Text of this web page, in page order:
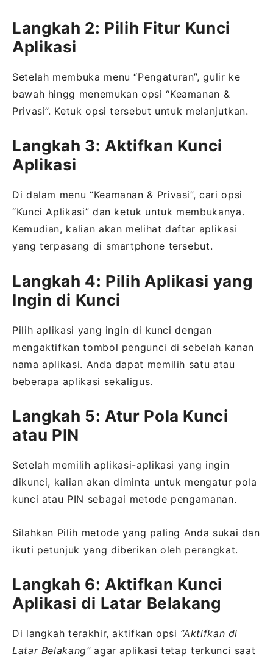
Langkah 2: Pilih Fitur Kunci
Aplikasi
Setelah membuka menu “Pengaturan”, gulir ke
bawah hingg menemukan opsi “Keamanan &
Privasi”. Ketuk opsi tersebut untuk melanjutkan.
Langkah 3: Aktifkan Kunci
Aplikasi
Di dalam menu “Keamanan & Privasi”, cari opsi
“Kunci Aplikasi” dan ketuk untuk membukanya.
Kemudian, kalian akan melihat daftar aplikasi
yang terpasang di smartphone tersebut.
Langkah 4: Pilih Aplikasi yang
Ingin di Kunci
Pilih aplikasi yang ingin di kunci dengan
mengaktifkan tombol pengunci di sebelah kanan
nama aplikasi. Anda dapat memilih satu atau
beberapa aplikasi sekaligus.
Langkah 5: Atur Pola Kunci
atau PIN
Setelah memilih aplikasi-aplikasi yang ingin
dikunci, kalian akan diminta untuk mengatur pola
kunci atau PIN sebagai metode pengamanan.
Silahkan Pilih metode yang paling Anda sukai dan
ikuti petunjuk yang diberikan oleh perangkat.
Langkah 6: Aktifkan Kunci
Aplikasi di Latar Belakang
Di langkah terakhir, aktifkan opsi “Aktifkan di
Latar Belakang”agar aplikasi tetap terkunci saat